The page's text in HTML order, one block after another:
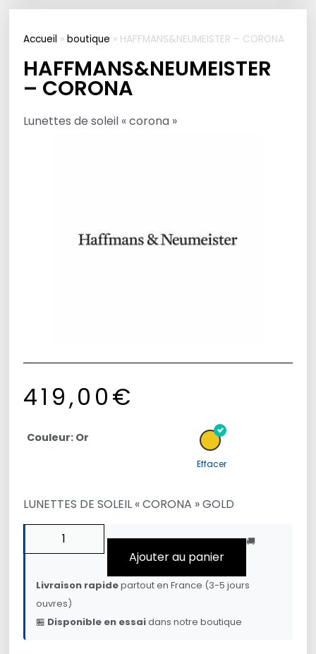
Accueil »boutique » HAFFMANS&NEUMEISTER – CORONA
HAFFMANS&NEUMEISTER
– CORONA
Lunettes de soleil « corona »
419,00€
Couleur: Or
Effacer
LUNETTES DE SOLEIL « CORONA » GOLD
Ajouter au panier
🚚
Livraison rapidepartout en France (3-5 jours
ouvres)
🏪 Disponible en essaidans notre boutique